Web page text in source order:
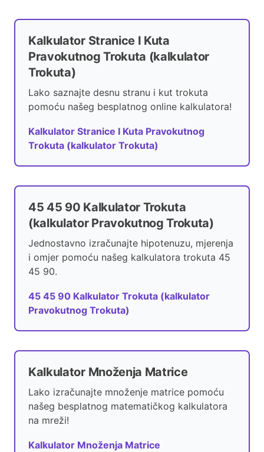
Kalkulator Stranice I Kuta
Pravokutnog Trokuta (kalkulator
Trokuta)
Lako saznajte desnu stranu i kut trokuta
pomoću našeg besplatnog online kalkulatora!
Kalkulator Stranice I Kuta Pravokutnog
Trokuta (kalkulator Trokuta)
45 45 90 Kalkulator Trokuta
(kalkulator Pravokutnog Trokuta)
Jednostavno izračunajte hipotenuzu, mjerenja
i omjer pomoću našeg kalkulatora trokuta 45
45 90.
45 45 90 Kalkulator Trokuta (kalkulator
Pravokutnog Trokuta)
Kalkulator Množenja Matrice
Lako izračunajte množenje matrice pomoću
našeg besplatnog matematičkog kalkulatora
na mreži!
Kalkulator Množenja Matrice